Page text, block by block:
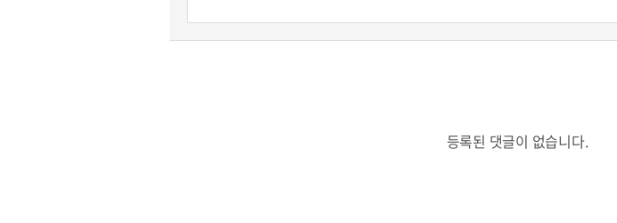
등록된 댓글이 없습니다.